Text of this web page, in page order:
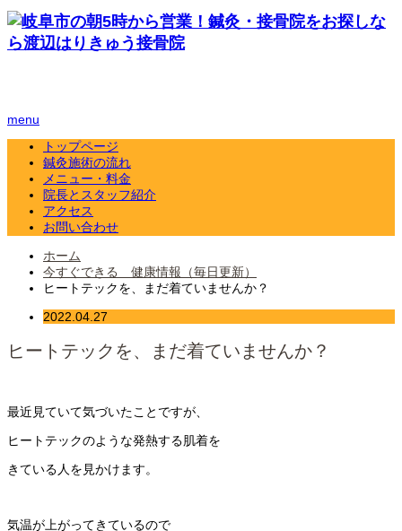
menu
トップページ
鍼灸施術の流れ
メニュー・料金
院長とスタッフ紹介
アクセス
お問い合わせ
ホーム
今すぐできる 健康情報（毎日更新）
ヒートテックを、まだ着ていませんか？
2022.04.27
ヒートテックを、まだ着ていませんか？
最近見ていて気づいたことですが、
ヒートテックのような発熱する肌着を
きている人を見かけます。
気温が上がってきているので